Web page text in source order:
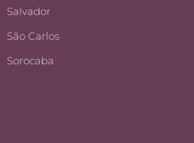
Salvador
São Carlos
Sorocaba